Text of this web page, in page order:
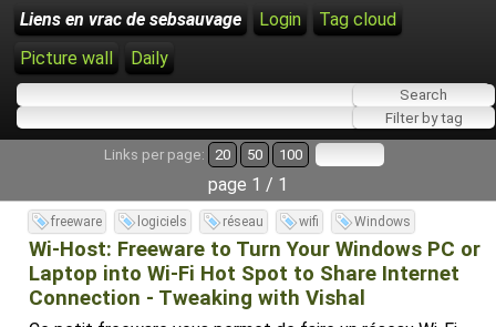
Liens en vrac de sebsauvage Login
Tag cloud
Picture wall
Daily
Links per page: 20 50 100
page 1 / 1
freeware logiciels réseau wifi Windows
Wi-Host: Freeware to Turn Your Windows PC or
Laptop into Wi-Fi Hot Spot to Share Internet
Connection - Tweaking with Vishal